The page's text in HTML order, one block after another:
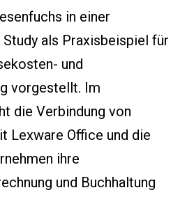
in einer
als Praxisbeispiel für
und
vorgestellt. Im
die Verbindung von
Lexware Office und die
ihre
und Buchhaltung